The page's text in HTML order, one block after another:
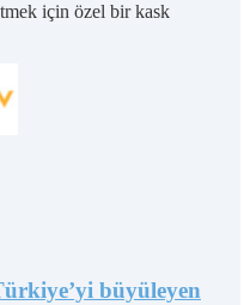
için özel bir kask
büyüleyen